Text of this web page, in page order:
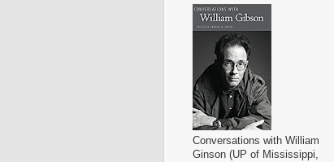
Conversations with William
Ginson (UP of Mississippi,